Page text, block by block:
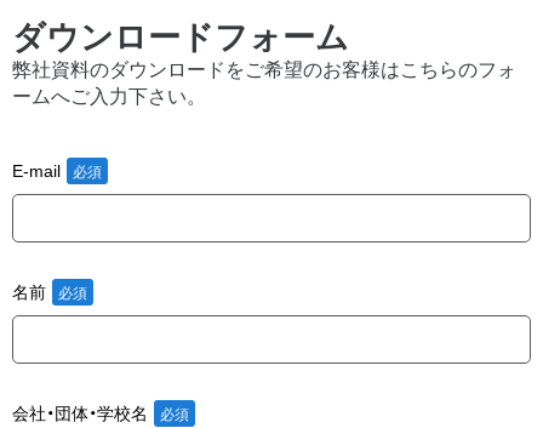
ダウンロードフォーム
弊社資料のダウンロードをご希望のお客様はこちらのフォ
ームへご入力下さい。
E-mail
名前
会社・団体・学校名